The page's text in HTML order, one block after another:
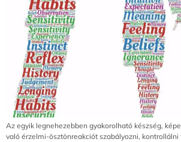
Az egyik legnehezebben gyakorolható készség,
való érzelmi-ösztönreakciót szabályozni, kontrollálni